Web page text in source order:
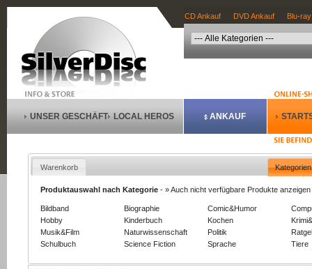
CD Ankauf DVD Ankauf Blu-
UNSER GESCHÄFT LOCAL HEROS ANKAUF
Warenkorb Kategorien
Produktauswahl nach Kategorie -» Auch nicht verfügbare Produkte anzeigen
Bildband Biographie Comic&Humor
Hobby
Kinderbuch Kochen
Musik&Film
Naturwissenschaft Politik
Schulbuch
Science Fiction Sprache Tiere